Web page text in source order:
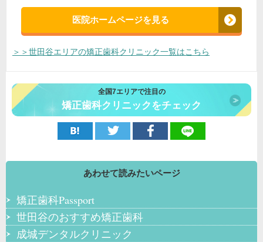
医院ホームページを見る
＞＞世田谷エリアの矯正歯科クリニック一覧はこちら
全国7エリアで注目の
矯正歯科クリニックをチェック
あわせて読みたいページ
矯正歯科Passport
世田谷のおすすめ矯正歯科
成城デンタルクリニック